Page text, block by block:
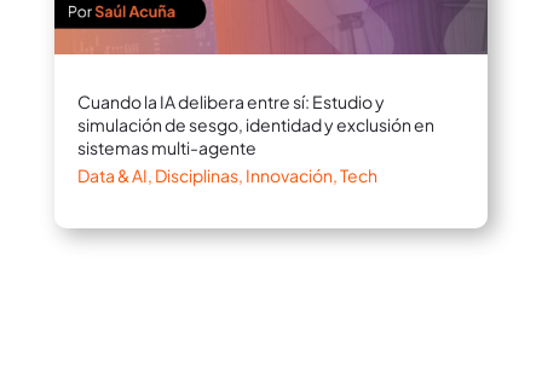
Cuando la IA delibera entre sí: Estudio y
simulación de sesgo, identidad y exclusión en
sistemas multi-agente
Data & AI, Disciplinas, Innovación,Tech